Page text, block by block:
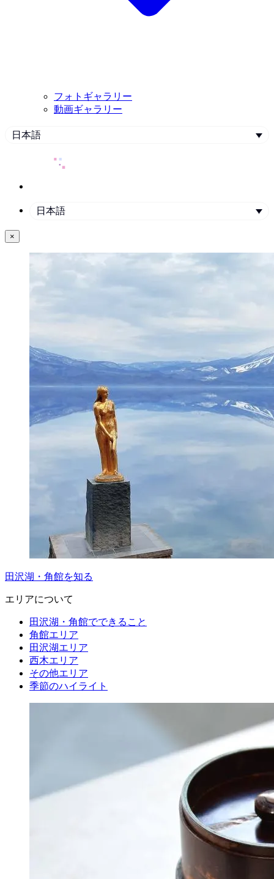
フォトギャラリー
動画ギャラリー
日本語
日本語
×
田沢湖・角館を知る
エリアについて
田沢湖・角館でできること
角館エリア
田沢湖エリア
西木エリア
その他エリア
季節のハイライト